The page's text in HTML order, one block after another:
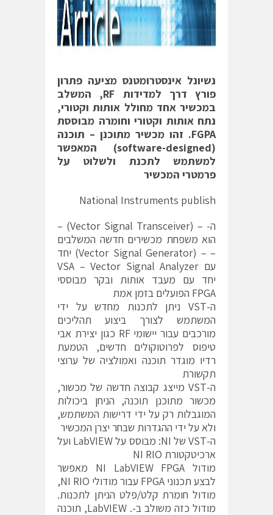
נשיונל אינסטרומטנס מציעה פתרון
פורץ דרך למדידות RF, המשלב
במכשיר אחד מחולל אותות וקטורי,
נתח אותות וקטורי וחומרה מבוססת
FGPA. זהו מכשיר מתוכנן – תוכנה
(software-designed) המאפשר
למשתמש לתכנת ולשלוט על
פרמטרי המכשיר
National Instruments publish
ה- – (Vector Signal Transceiver) –
הוא משפחת מכשירים חדשה המשלבים
– – (Vector Signal Generator) יחד
עם VSA – Vector Signal Analyzer
יחד עם מעבד אותות ובקר מבוססי
FPGA הפועלים בזמן אמת
ה-VST ניתן לתכנות מחדש על ידי
המשתמש לצורך ביצוע תהליכים
מורכבים עבור יישומי RF כגון יצירת אבי
טיפוס לפרוטוקולים חדשים, הטמעת
רדיו מוגדר תוכנה ואמולציה של ערוצי
תקשורת
ה-VST מייצג קבוצה חדשה של מכשור,
מכשור מתוכנן תוכנה, הניחן ביכולות
המוגבלות רק על ידי דרישות המשתמש,
ולא על ידי ההגדרות שבחר יצרן המכשיר
ה-VST של NI: מבוסס על LabVIEW ועל
ארכיטקטורת NI RIO
מודול NI LabVIEW FPGA מאפשר
לבצע תכנוני FPGA עבור מודולי NI RIO,
מודול חומרת קלט/פלט הניתן לתכנות.
מודול כזה משולב ב-. LabVIEW, תוכנה